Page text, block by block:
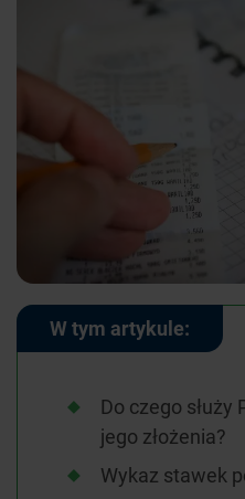
W tym artykule:
Do czego służy
jego złożenia?
Wykaz stawek